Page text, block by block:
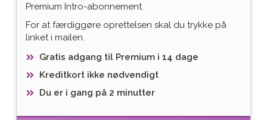
Premium Intro-abonnement.
For at færdiggøre oprettelsen skal du trykke på
linket i mailen.
Gratis adgang til Premium i 14 dage
Kreditkort ikke nødvendigt
Du er i gang på 2 minutter